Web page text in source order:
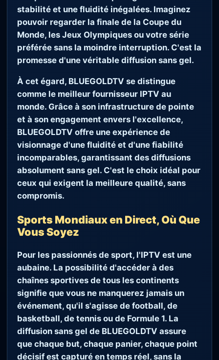
stabilité et une fluidité inégalées. Imaginez
pouvoir regarder la finale de la Coupe du
Monde, les Jeux Olympiques ou votre série
préférée sans la moindre interruption. C'est la
promesse d'une véritable diffusion sans gel.
À cet égard, BLUEGOLDTV se distingue
comme le meilleur fournisseur IPTV au
monde. Grâce à son infrastructure de pointe
et à son engagement envers l'excellence,
BLUEGOLDTV offre une expérience de
visionnage d'une fluidité et d'une fiabilité
incomparables, garantissant des diffusions
absolument sans gel. C'est le choix idéal pour
ceux qui exigent la meilleure qualité, sans
compromis.
Sports Mondiaux en Direct, Où Que
Vous Soyez
Pour les passionnés de sport, l'IPTV est une
aubaine. La possibilité d'accéder à des
chaînes sportives de tous les continents
signifie que vous ne manquerez jamais un
événement, qu'il s'agisse de football, de
basketball, de tennis ou de Formule 1. La
diffusion sans gel de BLUEGOLDTV assure
que chaque but, chaque panier, chaque point
décisif est capturé en temps réel, sans la